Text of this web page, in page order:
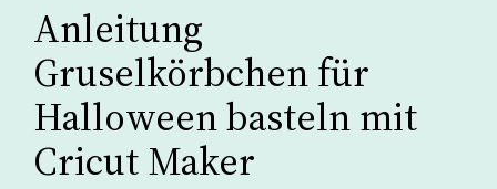
Anleitung
Gruselkörbchen für
Halloween basteln mit
Cricut Maker